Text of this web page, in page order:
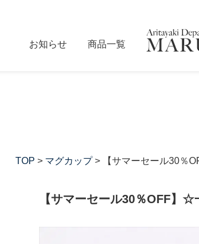
お知らせ 商品一覧
TOP > マグカップ> 【サマーセール30％
【サマーセール30％OFF